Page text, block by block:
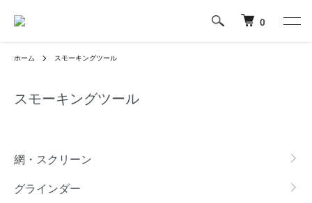
0
ホーム スモーキングツール
スモーキングツール
網・スクリーン
グラインダー